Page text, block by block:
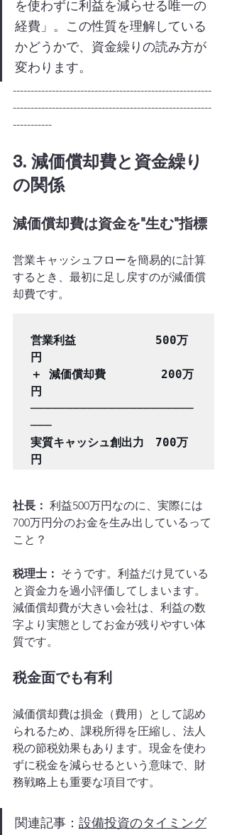
を使わずに利益を減らせる唯一の
経費」。この性質を理解している
かどうかで、資金繰りの読み方が
変わります。
--------------------------------------------------------
--------------------------------------------------------
-----------
3. 減価償却費と資金繰り
の関係
減価償却費は資金を"生む"指標
営業キャッシュフローを簡易的に計算
するとき、最初に足し戻すのが減価償
却費です。
営業利益　　　　　　　500万
円
＋ 減価償却費  　　　 200万
円
───────────────────────
───
実質キャッシュ創出力　700万
円
社長： 利益500万円なのに、実際には
700万円分のお金を生み出しているって
こと？
税理士： そうです。利益だけ見ている
と資金力を過小評価してしまいます。
減価償却費が大きい会社は、利益の数
字より実態としてお金が残りやすい体
質です。
税金面でも有利
減価償却費は損金（費用）として認め
られるため、課税所得を圧縮し、法人
税の節税効果もあります。現金を使わ
ずに税金を減らせるという意味で、財
務戦略上も重要な項目です。
関連記事： 設備投資のタイミング